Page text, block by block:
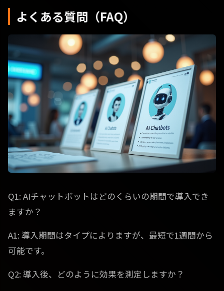
よくある質問（FAQ）
Q1: AIチャットボットはどのくらいの期間で導入でき
ますか？
A1: 導入期間はタイプによりますが、最短で1週間から
可能です。
Q2: 導入後、どのように効果を測定しますか？